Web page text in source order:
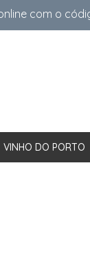
com o
VINHO DO PORTO